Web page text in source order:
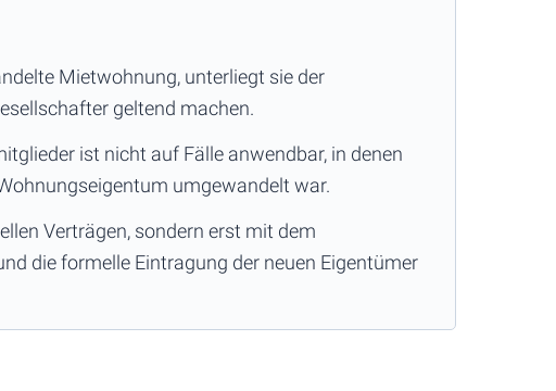
Mietwohnung, unterliegt sie der
geltend machen.
ist nicht auf Fälle anwendbar, in denen
umgewandelt war.
Verträgen, sondern erst mit dem
die formelle Eintragung der neuen Eigentümer